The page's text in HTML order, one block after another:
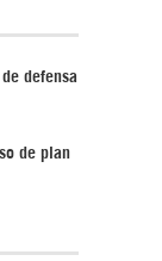
defensa
de plan